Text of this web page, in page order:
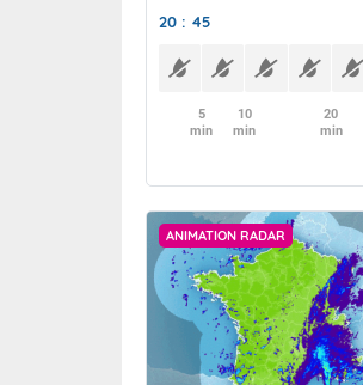
20 : 45
5
min
10
min
20
min
ANIMATION RADAR